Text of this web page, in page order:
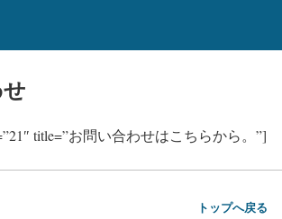
title=”お問い合わせはこちらから。”]
トップへ戻る